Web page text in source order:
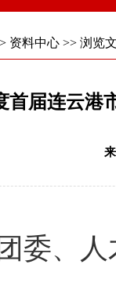
资料中心 >> 浏览
首届连云
委、